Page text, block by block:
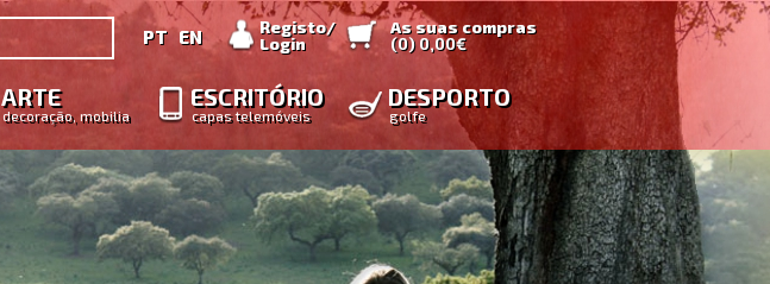
PT EN
Registo/
Login
As suas compras
(0)0,00€
ARTE
decoração, mobilia
ESCRITÓRIO
capas telemóveis
DESPORTO
golfe